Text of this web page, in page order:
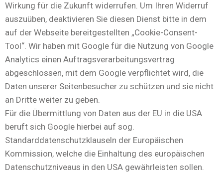
Wirkung für die Zukunft widerrufen. Um Ihren Widerruf
auszuüben, deaktivieren Sie diesen Dienst bitte in dem
auf der Webseite bereitgestellten „Cookie-Consent-
Tool“. Wir haben mit Google für die Nutzung von Google
Analytics einen Auftragsverarbeitungsvertrag
abgeschlossen, mit dem Google verpflichtet wird, die
Daten unserer Seitenbesucher zu schützen und sie nicht
an Dritte weiter zu geben.
Für die Übermittlung von Daten aus der EU in die USA
beruft sich Google hierbei auf sog.
Standarddatenschutzklauseln der Europäischen
Kommission, welche die Einhaltung des europäischen
Datenschutzniveaus in den USA gewährleisten sollen.